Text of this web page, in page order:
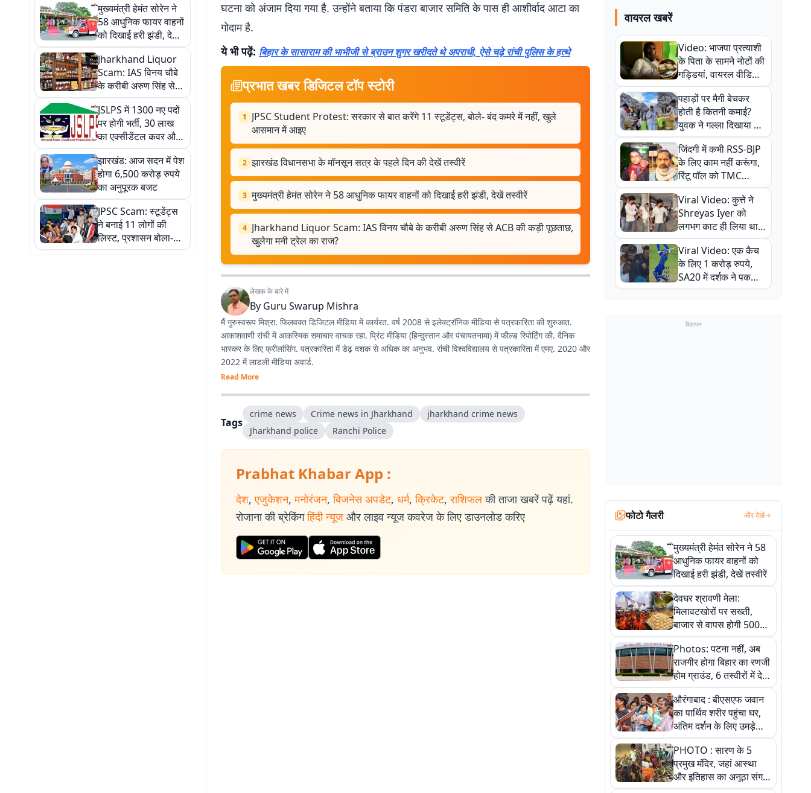
मुख्यमंत्री हेमंत सोरेन ने
58 आधुनिक फायर वाहनों
को दिखाई हरी झंडी, देखें
तस्वीरें
Jharkhand Liquor
Scam: IAS विनय चौबे
के करीबी अरुण सिंह से
ACB की कड़ी पूछताछ,
खुलेगा मनी ट्रेल का राज?
JSLPS में 1300 नए पदों
पर होगी भर्ती, 30 लाख
का एक्सीडेंटल कवर और
बढ़े भत्ते, हेमंत सरकार का
बड़ा तोहफा
झारखंड: आज सदन में पेश
होगा 6,500 करोड़ रुपये
का अनुपूरक बजट
JPSC Scam: स्टूडेंट्स
ने बनाई 11 लोगों की
लिस्ट, प्रशासन बोला-
'सिर्फ छात्रों से होगी बात',
घटना को अंजाम दिया गया है. उन्होंने बताया कि पंडरा बाजार समिति के पास ही आशीर्वाद आटा का
गोदाम है.
ये भी पढ़ें: बिहार के सासाराम की भाभीजी से ब्राउन शुगर खरीदते थे अपराधी, ऐसे चढ़े रांची पुलिस के हत्थे
प्रभात खबर डिजिटल टॉप स्टोरी
1
JPSC Student Protest: सरकार से बात करेंगे 11 स्टूडेंट्स, बोले- बंद कमरे में नहीं, खुले
आसमान में आइए
2 झारखंड विधानसभा के मॉनसून सत्र के पहले दिन की देखें तस्वीरें
3 मुख्यमंत्री हेमंत सोरेन ने 58 आधुनिक फायर वाहनों को दिखाई हरी झंडी, देखें तस्वीरें
4 Jharkhand Liquor Scam: IAS विनय चौबे के करीबी अरुण सिंह से ACB की कड़ी पूछताछ,
खुलेगा मनी ट्रेल का राज?
लेखक के बारे में
By Guru Swarup Mishra
मैं गुरुस्वरूप मिश्रा. फिलवक्त डिजिटल मीडिया में कार्यरत. वर्ष 2008 से इलेक्ट्रॉनिक मीडिया से पत्रकारिता की शुरुआत.
आकाशवाणी रांची में आकस्मिक समाचार वाचक रहा. प्रिंट मीडिया (हिन्दुस्तान और पंचायतनामा) में फील्ड रिपोर्टिंग की. दैनिक
भास्कर के लिए फ्रीलांसिंग. पत्रकारिता में डेढ़ दशक से अधिक का अनुभव. रांची विश्वविद्यालय से पत्रकारिता में एमए. 2020 और
2022 में लाडली मीडिया अवार्ड.
Read More
Tags
crime news Crime news in Jharkhand
jharkhand crime news
Jharkhand police
Ranchi Police
Prabhat Khabar App :
देश, एजुकेशन, मनोरंजन, बिजनेस अपडेट, धर्म, क्रिकेट, राशिफल की ताजा खबरें पढ़ें यहां.
रोजाना की ब्रेकिंग हिंदी न्यूज और लाइव न्यूज कवरेज के लिए डाउनलोड करिए
वायरल खबरें
Video: भाजपा प्रत्याशी
के पिता के सामने नोटों की
गड्डियां, वायरल वीडियो
से राजनीति में उबाल,
अजित महतो बोले- TMC
की गंदी चाल
पहाड़ों पर मैगी बेचकर
होती है कितनी कमाई?
युवक ने गल्ला दिखाया तो
नौकरी वालों के खड़े हो गए
कान
जिंदगी में कभी RSS-BJP
के लिए काम नहीं करूंगा,
रिंटू पॉल को TMC
ऑफिस में ले जाकर पीटा,
Video वायरल
Viral Video: कुत्ते ने
Shreyas Iyer को
लगभग काट ही लिया था,
न्यूजीलैंड सीरीज से पहले
बाल-बाल बचे
Viral Video: एक कैच
के लिए 1 करोड़ रुपये,
SA20 में दर्शक ने पकड़ा
एक हाथ से गजब का कैच
विज्ञापन
फोटो गैलरी और देखें
मुख्यमंत्री हेमंत सोरेन ने 58
आधुनिक फायर वाहनों को
दिखाई हरी झंडी, देखें तस्वीरें
देवघर श्रावणी मेला:
मिलावटखोरों पर सख्ती,
बाजार से वापस होगी 500
किलो संदिग्ध खाद्य सामग्री,
देखें तस्वीरें
Photos: पटना नहीं, अब
राजगीर होगा बिहार का रणजी
होम ग्राउंड, 6 तस्वीरों में देखें
नए स्टेडियम की पूरी कहानी
औरंगाबाद : बीएसएफ जवान
का पार्थिव शरीर पहुंचा घर,
अंतिम दर्शन के लिए उमड़े
लोग
PHOTO : सारण के 5
प्रमुख मंदिर, जहां आस्था
और इतिहास का अनूठा संगम,
तस्वीरों में जानिए